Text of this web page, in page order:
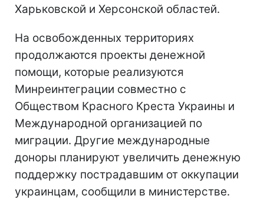
Харьковской и Херсонской областей.
На освобожденных территориях
продолжаются проекты денежной
помощи, которые реализуются
Минреинтеграции совместно с
Обществом Красного Креста Украины и
Международной организацией по
миграции. Другие международные
доноры планируют увеличить денежную
поддержку пострадавшим от оккупации
украинцам, сообщили в министерстве.